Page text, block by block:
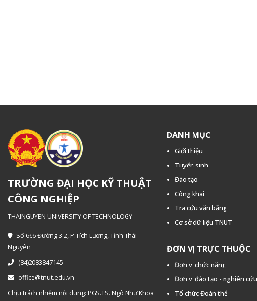
TRƯỜNG ĐẠI HỌC KỸ THUẬT
CÔNG NGHIỆP
THAINGUYEN UNIVERSITY OF TECHNOLOGY
Số 666 Đường 3-2, P.Tích Lương, Tỉnh Thái
Nguyên
(84)2083847145
office@tnut.edu.vn
Chịu trách nhiệm nội dung: PGS.TS. Ngô Như Khoa
DANH MỤC
Giới thiệu
Tuyển sinh
Đào tạo
Công khai
Tra cứu văn bằng
Cơ sở dữ liệu TNUT
ĐƠN VỊ TRỰC THUỘC
Đơn vị chức năng
Đơn vị đào tạo - nghiên cứu
Tổ chức Đoàn thể